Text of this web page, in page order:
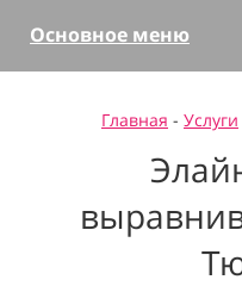
Основное меню
Главная - Услуги